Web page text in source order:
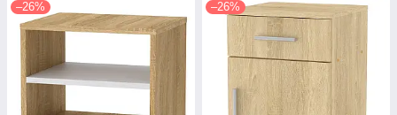
–26% –26%